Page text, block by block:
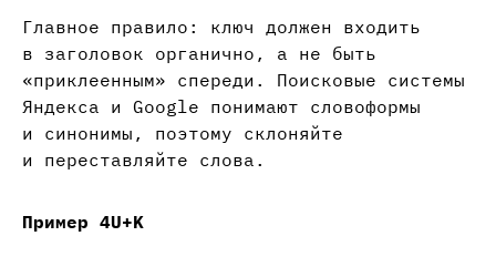
Главное правило: ключ должен входить
в заголовок органично, а не быть
«приклеенным» спереди. Поисковые системы
Яндекса и Google понимают словоформы
и синонимы, поэтому склоняйте
и переставляйте слова.
Пример 4U+K